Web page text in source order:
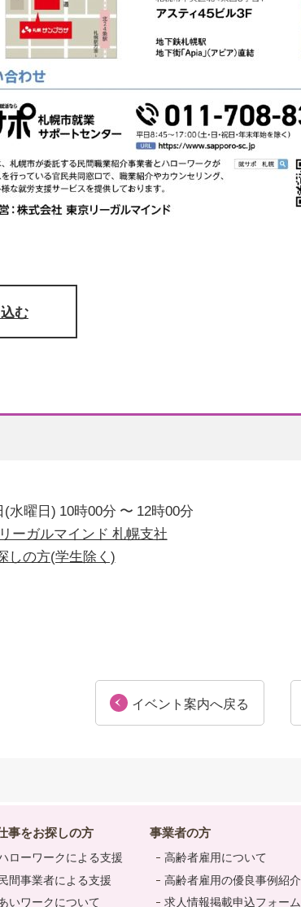
む
(水曜日) 10時00分 〜 12時00分
ーガルマインド 札幌支社
しの方(学生除く)
イベント案内へ戻る
事をお探しの方
ローワークによる支援
間事業者による支援
いワークについて
事業者の方
高齢者雇用について
高齢者雇用の優良事例紹介
求人情報掲載申込フォーム